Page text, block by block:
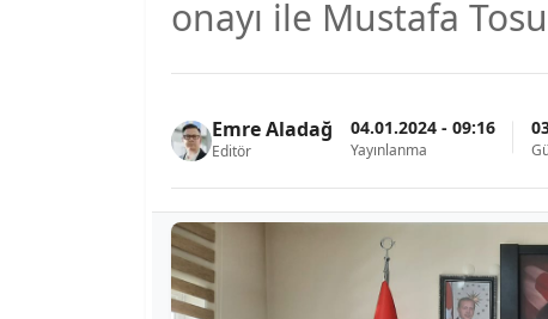
onayı ile Mustafa
Emre Aladağ
Editör
04.01.2024 - 09:16
Yayınlanma